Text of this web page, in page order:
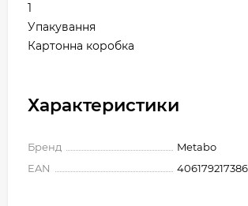
1
Упакування
Картонна коробка
Характеристики
Бренд
Metabo
EAN